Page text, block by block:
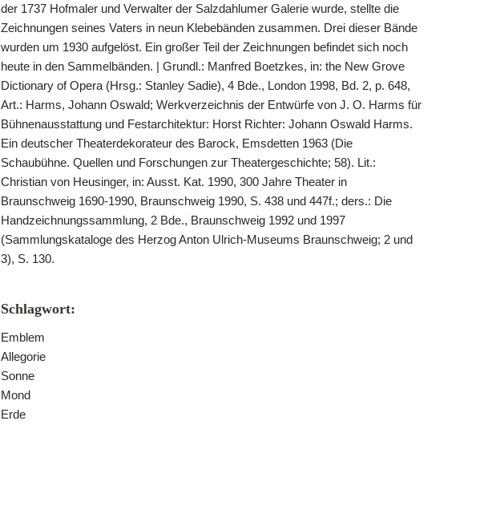
der 1737 Hofmaler und Verwalter der Salzdahlumer Galerie wurde, stellte die
Zeichnungen seines Vaters in neun Klebebänden zusammen. Drei dieser Bände
wurden um 1930 aufgelöst. Ein großer Teil der Zeichnungen befindet sich noch
heute in den Sammelbänden. | Grundl.: Manfred Boetzkes, in: the New Grove
Dictionary of Opera (Hrsg.: Stanley Sadie), 4 Bde., London 1998, Bd. 2, p. 648,
Art.: Harms, Johann Oswald; Werkverzeichnis der Entwürfe von J. O. Harms für
Bühnenausstattung und Festarchitektur: Horst Richter: Johann Oswald Harms.
Ein deutscher Theaterdekorateur des Barock, Emsdetten 1963 (Die
Schaubühne. Quellen und Forschungen zur Theatergeschichte; 58). Lit.:
Christian von Heusinger, in: Ausst. Kat. 1990, 300 Jahre Theater in
Braunschweig 1690-1990, Braunschweig 1990, S. 438 und 447f.; ders.: Die
Handzeichnungssammlung, 2 Bde., Braunschweig 1992 und 1997
(Sammlungskataloge des Herzog Anton Ulrich-Museums Braunschweig; 2 und
3), S. 130.
Schlagwort:
Emblem
Allegorie
Sonne
Mond
Erde